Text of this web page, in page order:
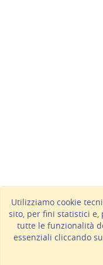
Utilizziamo cookie
sito, per fini statistici e,
tutte le funzionalità
essenziali cliccando